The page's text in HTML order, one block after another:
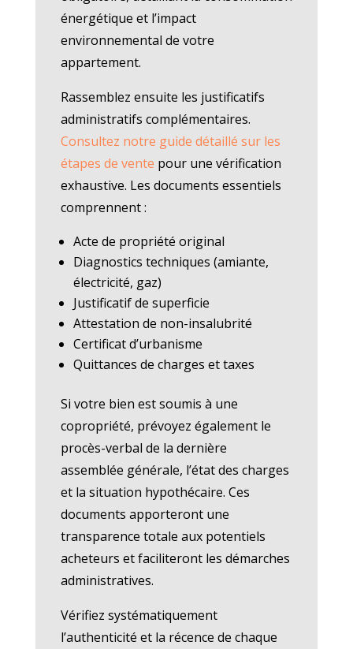
énergétique et l’impact
environnemental de votre
appartement.
Rassemblez ensuite les justificatifs
administratifs complémentaires.
Consultez notre guide détaillé sur les
étapes de vente pour une vérification
exhaustive. Les documents essentiels
comprennent :
Acte de propriété original
Diagnostics techniques (amiante,
électricité, gaz)
Justificatif de superficie
Attestation de non-insalubrité
Certificat d’urbanisme
Quittances de charges et taxes
Si votre bien est soumis à une
copropriété, prévoyez également le
procès-verbal de la dernière
assemblée générale, l’état des charges
et la situation hypothécaire. Ces
documents apporteront une
transparence totale aux potentiels
acheteurs et faciliteront les démarches
administratives.
Vérifiez systématiquement
l’authenticité et la récence de chaque